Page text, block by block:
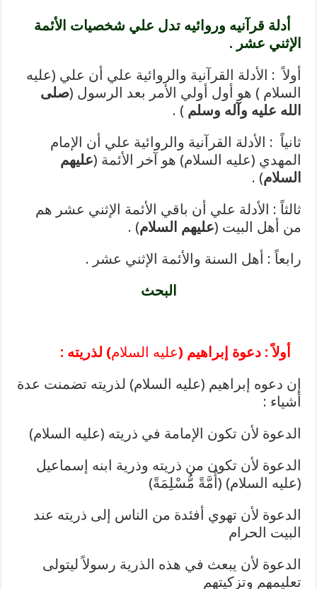
أدلة قرآنيه وروائيه تدل علي شخصيات الأئمة
الإثني عشر .
أولاً : الأدلة القرآنية والروائية علي أن علي (عليه
السلام ) هو أول أولي الأمر بعد الرسول (صلى
الله عليه وآله وسلم ) .
ثانياً : الأدلة القرآنية والروائية علي أن الإمام
المهدي (عليه السلام) هو آخر الأئمة (عليهم
السلام) .
ثالثاً : الأدلة علي أن باقي الأئمة الإثني عشر هم
من أهل البيت (عليهم السلام) .
رابعاً : أهل السنة والأئمة الإثني عشر .
البحث
أولاً : دعوة إبراهيم (عليه السلام) لذريته :
إن دعوه إبراهيم (عليه السلام) لذريته تضمنت عدة
أشياء :
الدعوة لأن تكون الإمامة في ذريته (عليه السلام)
الدعوة لأن تكون من ذريته وذرية ابنه إسماعيل
(عليه السلام) (أُمَّةً مُّسْلِمَةً)
الدعوة لأن تهوي أفئدة من الناس إلى ذريته عند
البيت الحرام
الدعوة لأن يبعث في هذه الذرية رسولاً ليتولى
تعليمهم وتزكيتهم